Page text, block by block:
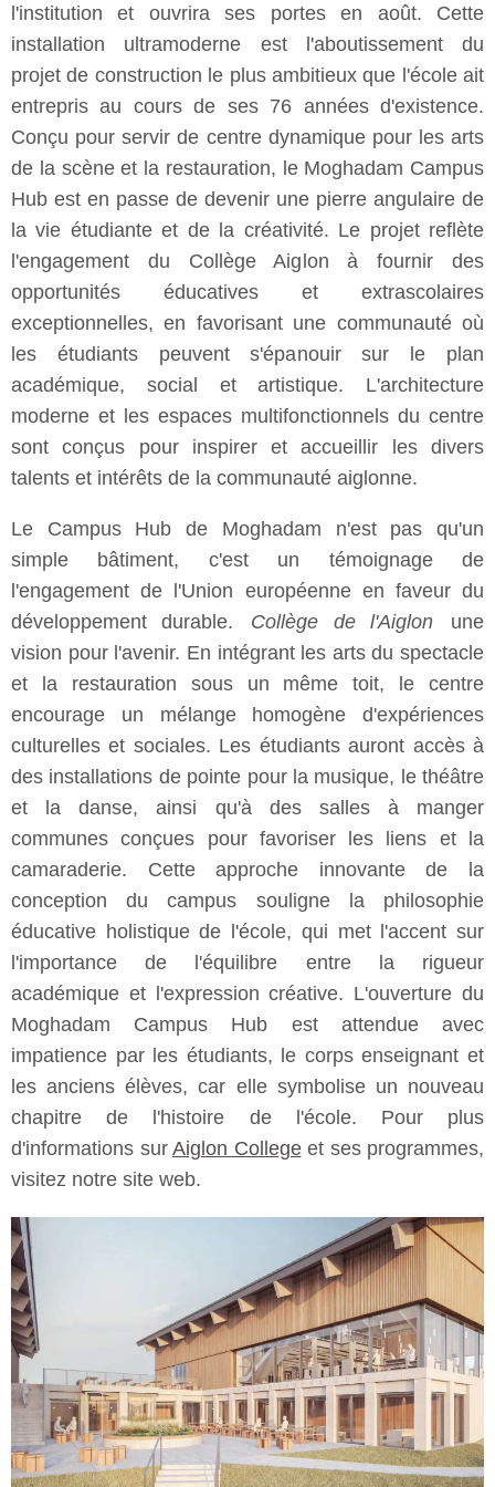
l'institution et ouvrira ses portes en août. Cette
installation ultramoderne est l'aboutissement du
projet de construction le plus ambitieux que l'école ait
entrepris au cours de ses 76 années d'existence.
Conçu pour servir de centre dynamique pour les arts
de la scène et la restauration, le Moghadam Campus
Hub est en passe de devenir une pierre angulaire de
la vie étudiante et de la créativité. Le projet reflète
l'engagement du Collège Aiglon à fournir des
opportunités éducatives et extrascolaires
exceptionnelles, en favorisant une communauté où
les étudiants peuvent s'épanouir sur le plan
académique, social et artistique. L'architecture
moderne et les espaces multifonctionnels du centre
sont conçus pour inspirer et accueillir les divers
talents et intérêts de la communauté aiglonne.
Le Campus Hub de Moghadam n'est pas qu'un
simple bâtiment, c'est un témoignage de
l'engagement de l'Union européenne en faveur du
développement durable.
Collège de l'Aiglon
une
vision pour l'avenir. En intégrant les arts du spectacle
et la restauration sous un même toit, le centre
encourage un mélange homogène d'expériences
culturelles et sociales. Les étudiants auront accès à
des installations de pointe pour la musique, le théâtre
et la danse, ainsi qu'à des salles à manger
communes conçues pour favoriser les liens et la
camaraderie. Cette approche innovante de la
conception du campus souligne la philosophie
éducative holistique de l'école, qui met l'accent sur
l'importance de l'équilibre entre la rigueur
académique et l'expression créative. L'ouverture du
Moghadam Campus Hub est attendue avec
impatience par les étudiants, le corps enseignant et
les anciens élèves, car elle symbolise un nouveau
chapitre de l'histoire de l'école. Pour plus
d'informations sur Aiglon Collegeet ses programmes,
visitez notre site web.